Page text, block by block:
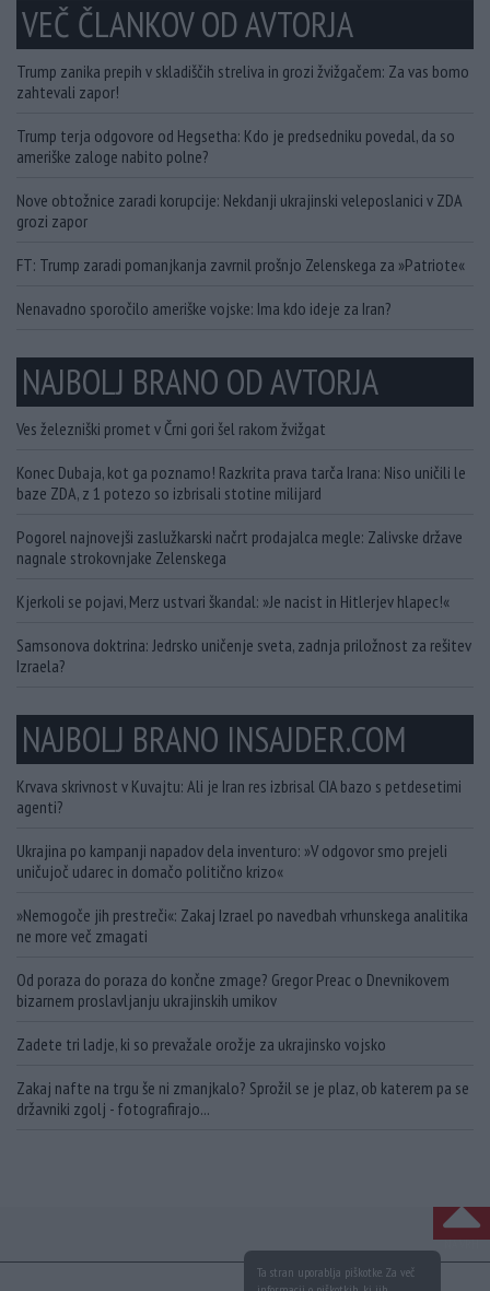
VEČ ČLANKOV OD AVTORJA
Trump zanika prepih v skladiščih streliva in grozi žvižgačem: Za vas bomo
zahtevali zapor!
Trump terja odgovore od Hegsetha: Kdo je predsedniku povedal, da so
ameriške zaloge nabito polne?
Nove obtožnice zaradi korupcije: Nekdanji ukrajinski veleposlanici v ZDA
grozi zapor
FT: Trump zaradi pomanjkanja zavrnil prošnjo Zelenskega za »Patriote«
Nenavadno sporočilo ameriške vojske: Ima kdo ideje za Iran?
NAJBOLJ BRANO OD AVTORJA
Ves železniški promet v Črni gori šel rakom žvižgat
Konec Dubaja, kot ga poznamo! Razkrita prava tarča Irana: Niso uničili le
baze ZDA, z 1 potezo so izbrisali stotine milijard
Pogorel najnovejši zaslužkarski načrt prodajalca megle: Zalivske države
nagnale strokovnjake Zelenskega
Kjerkoli se pojavi, Merz ustvari škandal: »Je nacist in Hitlerjev hlapec!«
Samsonova doktrina: Jedrsko uničenje sveta, zadnja priložnost za rešitev
Izraela?
NAJBOLJ BRANO INSAJDER.COM
Krvava skrivnost v Kuvajtu: Ali je Iran res izbrisal CIA bazo s petdesetimi
agenti?
Ukrajina po kampanji napadov dela inventuro: »V odgovor smo prejeli
uničujoč udarec in domačo politično krizo«
»Nemogoče jih prestreči«: Zakaj Izrael po navedbah vrhunskega analitika
ne more več zmagati
Od poraza do poraza do končne zmage? Gregor Preac o Dnevnikovem
bizarnem proslavljanju ukrajinskih umikov
Zadete tri ladje, ki so prevažale orožje za ukrajinsko vojsko
Zakaj nafte na trgu še ni zmanjkalo? Sprožil se je plaz, ob katerem pa se
državniki zgolj - fotografirajo...
NA VRH
Ta stran uporablja piškotke. Za več